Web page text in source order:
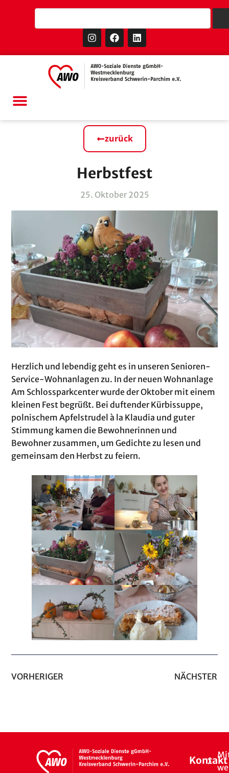
zurück
Herbstfest
25. Oktober 2025
Herzlich und lebendig geht es in unseren Senioren-
Service-Wohnanlagen zu. In der neuen Wohnanlage
Am Schlossparkcenter wurde der Oktober mit einem
kleinen Fest begrüßt. Bei duftender Kürbissuppe,
polnischem Apfelstrudel à la Klaudia und guter
Stimmung kamen die Bewohnerinnen und
Bewohner zusammen, um Gedichte zu lesen und
gemeinsam den Herbst zu feiern.
VORHERIGER NÄCHSTER
Kontakt